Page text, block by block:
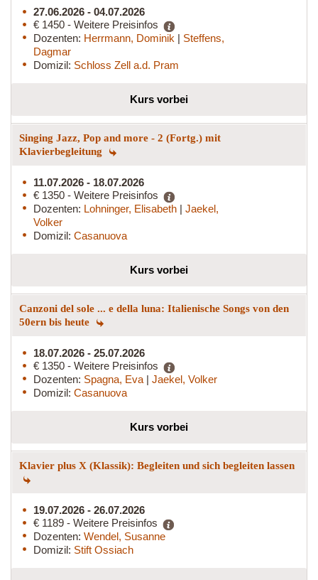
27.06.2026 - 04.07.2026
€ 1450 - Weitere Preisinfos
Dozenten: Herrmann, Dominik | Steffens,
Dagmar
Domizil: Schloss Zell a.d. Pram
Kurs vorbei
Singing Jazz, Pop and more - 2 (Fortg.) mit
Klavierbegleitung
11.07.2026 - 18.07.2026
€ 1350 - Weitere Preisinfos
Dozenten: Lohninger, Elisabeth | Jaekel,
Volker
Domizil: Casanuova
Kurs vorbei
Canzoni del sole ... e della luna: Italienische Songs von den
50ern bis heute
18.07.2026 - 25.07.2026
€ 1350 - Weitere Preisinfos
Dozenten: Spagna, Eva | Jaekel, Volker
Domizil: Casanuova
Kurs vorbei
Klavier plus X (Klassik): Begleiten und sich begleiten lassen
19.07.2026 - 26.07.2026
€ 1189 - Weitere Preisinfos
Dozenten: Wendel, Susanne
Domizil: Stift Ossiach